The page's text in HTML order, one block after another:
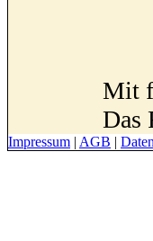
Mit
Das
Impressum | AGB |